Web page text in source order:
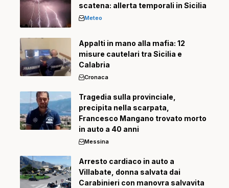
scatena: allerta temporali in Sicilia
Meteo
Appalti in mano alla mafia: 12
misure cautelari tra Sicilia e
Calabria
Cronaca
Tragedia sulla provinciale,
precipita nella scarpata,
Francesco Mangano trovato morto
in auto a 40 anni
Messina
Arresto cardiaco in auto a
Villabate, donna salvata dai
Carabinieri con manovra salvavita